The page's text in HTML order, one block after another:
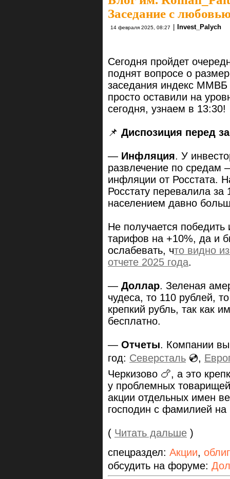
Заседание с
14 февраля 2025, 08:27 Invest_Palych
Сегодня пройдет
поднят вопросе о
заседания индекс ММВБ
просто оставили на
сегодня, узнаем в 13:30!
📌 Диспозиция перед
— Инфляция. У
развлечение по средам
инфляции от Росстата.
Росстату перевалила
населением давно
Не получается
тарифов на +10%, да и
ослабевать, что видно
отчете 2025 года.
— Доллар. Зеленая
чудеса, то 110 рублей,
крепкий рубль, так как
бесплатно.
— Отчеты. Компании
год: Северсталь 💿,
Черкизово 🍗, а это
у проблемных
акции отдельных имен
господин с фамилией
( Читать дальше )
спецраздел: Акции,
обсудить на форуме: